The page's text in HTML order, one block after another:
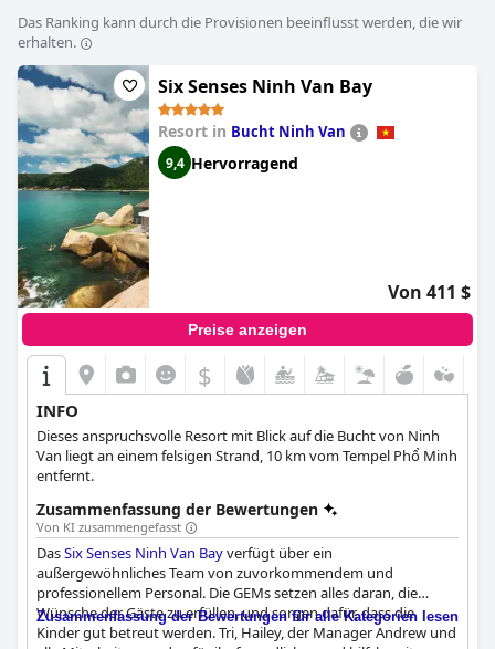
Das Ranking kann durch die Provisionen beeinflusst werden, die wir
erhalten.
Six Senses Ninh Van Bay
Resort in Bucht Ninh Van
9,4 Hervorragend
Von 411 $
Preise anzeigen
$
INFO
Dieses anspruchsvolle Resort mit Blick auf die Bucht von Ninh
Van liegt an einem felsigen Strand, 10 km vom Tempel Phổ Minh
entfernt.
Zusammenfassung der Bewertungen
Von KI zusammengefasst
DasSix Senses Ninh Van Bayverfügt über ein
außergewöhnliches Team von zuvorkommendem und
professionellem Personal. Die GEMs setzen alles daran, die
Wünsche der Gäste zu erfüllen, und sorgen dafür, dass die
Kinder gut betreut werden. Tri, Hailey, der Manager Andrew und
Zusammenfassung der Bewertungen für alle Kategorien lesen